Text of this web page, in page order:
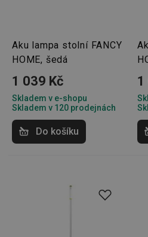
Aku lampa stolní FANCY
HOME, šedá
1 039 Kč
Skladem v e-shopu
Skladem v 120 prodejnách
Do košíku
1